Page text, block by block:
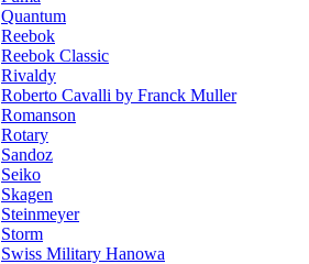
Quantum
Reebok
Reebok Classic
Rivaldy
Roberto Cavalli by Franck Muller
Romanson
Rotary
Sandoz
Seiko
Skagen
Steinmeyer
Storm
Swiss Military Hanowa